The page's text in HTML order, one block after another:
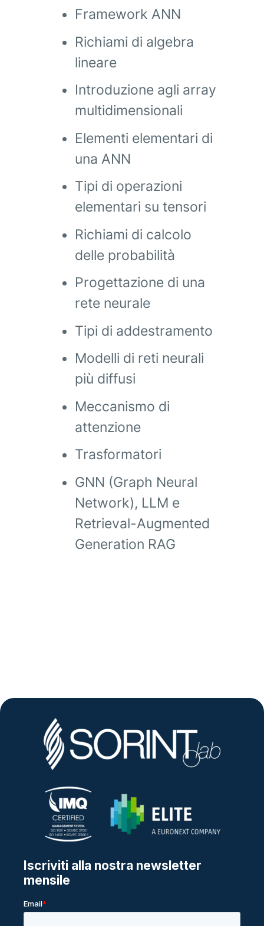
Framework ANN
Richiami di algebra
lineare
Introduzione agli array
multidimensionali
Elementi elementari di
una ANN
Tipi di operazioni
elementari su tensori
Richiami di calcolo
delle probabilità
Progettazione di una
rete neurale
Tipi di addestramento
Modelli di reti neurali
più diffusi
Meccanismo di
attenzione
Trasformatori
GNN (Graph Neural
Network), LLM e
Retrieval-Augmented
Generation RAG